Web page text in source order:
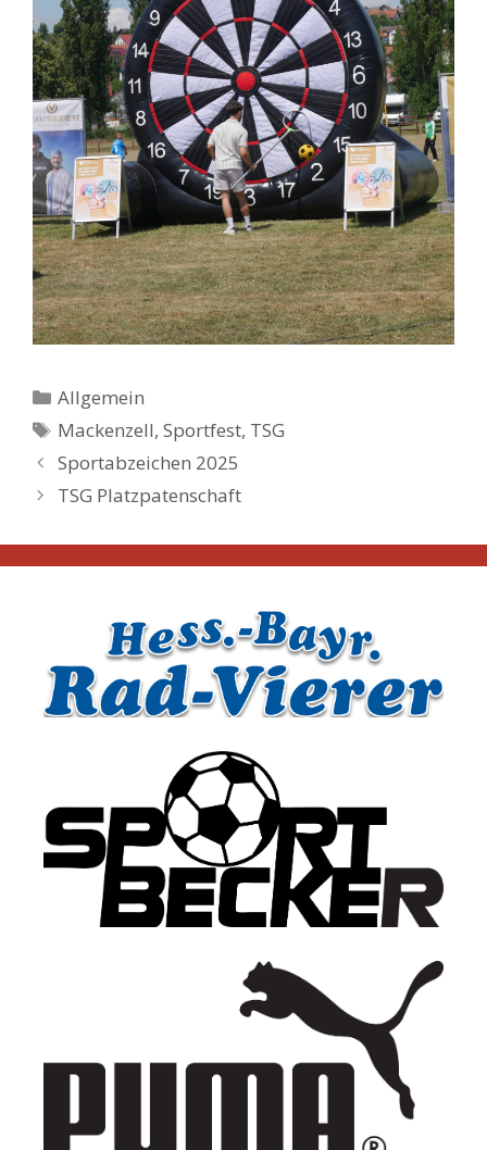
Kategorien
Allgemein
Schlagwörter
Mackenzell,Sportfest, TSG
Sportabzeichen 2025
TSG Platzpatenschaft